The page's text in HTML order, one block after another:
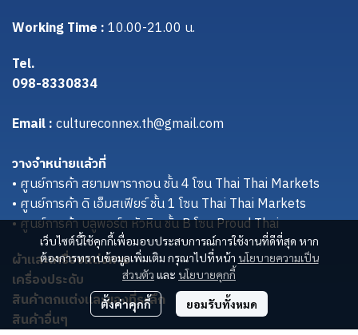
เว็บไซต์นี้ใช้คุกกี้เพื่อมอบประสบการณ์การใช้งานที่ดีที่สุด หาก
ต้องการทราบข้อมูลเพิ่มเติม กรุณาไปที่หน้า นโยบายความเป็น
ส่วนตัว และ นโยบายคุกกี้
ตั้งค่าคุกกี้ ยอมรับทั้งหมด
Working Time :10.00-21.00 น.
Tel.
098-8330834
Email :cultureconnex.th@gmail.com
วางจำหน่ายแล้วที่
• ศูนย์การค้า สยามพารากอน ชั้น 4 โซน Thai Thai Markets
• ศูนย์การค้า ดิ เอ็มสเฟียร์ ชั้น 1 โซน Thai Thai Markets
• ศูนย์การค้า บลูพอร์ต หัวหิน ชั้น B โซน Proud Thai
ผ้าและเครื่องแต่งกาย
เครื่องประดับ
สินค้าตกแต่งและของที่ระลึก
สินค้าอื่นๆ